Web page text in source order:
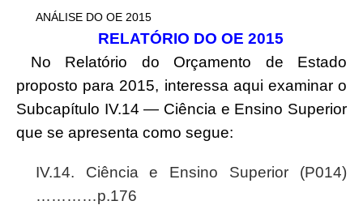
ANÁLISE DO OE 2015
RELATÓRIO DO OE 2015
No Relatório do Orçamento de Estado
proposto para 2015, interessa aqui examinar o
Subcapítulo IV.14 — Ciência e Ensino Superior
que se apresenta como segue:
IV.14. Ciência e Ensino Superior (P014)
…………p.176